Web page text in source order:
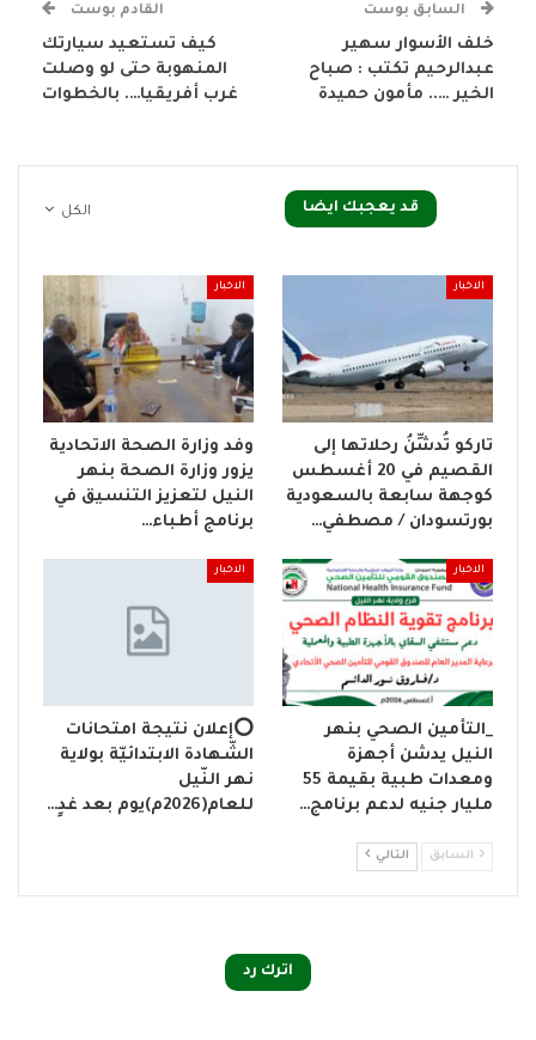
السابق بوست
خلف الأسوار سهير
عبدالرحيم تكتب : صباح
الخير ….. مأمون حميدة
القادم بوست
كيف تستعيد سيارتك
المنهوبة حتى لو وصلت
غرب أفريقيا…. بالخطوات
الكل قد يعجبك ايضا
الاخبار
تاركو تُدشِّنُ رحلاتها إلى
القصيم في 20 أغسطس
كوجهة سابعة بالسعودية
بورتسودان / مصطفي…
الاخبار
وفد وزارة الصحة الاتحادية
يزور وزارة الصحة بنهر
النيل لتعزيز التنسيق في
برنامج أطباء…
الاخبار
_التأمين الصحي بنهر
النيل يدشن أجهزة
ومعدات طبية بقيمة 55
مليار جنيه لدعم برنامج…
الاخبار
⭕إعلان نتيجة امتحانات
الشّهادة الابتدائيّة بولاية
نهر النّيل
للعام(2026م)يوم بعد غدٍ…
السابق التالي
اترك رد